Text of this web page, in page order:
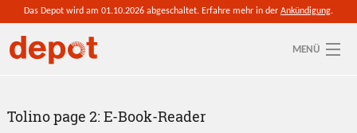
Direkt zum Inhalt
Das Depot wird am 01.10.2026 abgeschaltet. Erfahre mehr in der Ankündigung.
MENÜ
Tolino page 2: E-Book-Reader